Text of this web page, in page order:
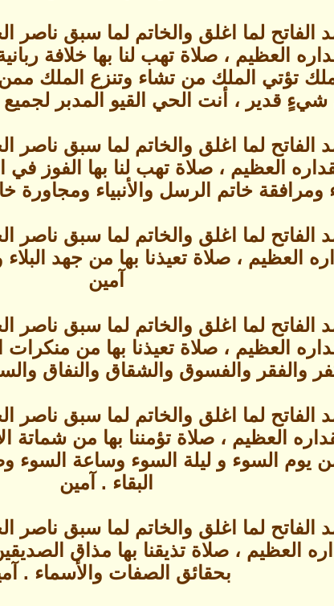
الفاتح لما اغلق والخاتم لما سبق
العظيم ، صلاة تهب لنا بها خلافة
تؤتي الملك من تشاء وتنزع الملك
شيءٍ قدير ، أنت الحي القيو المدبر
الفاتح لما اغلق والخاتم لما سبق
العظيم ، صلاة تهب لنا بها الفوز
ومرافقة خاتم الرسل والأنبياء ومجاورة
الفاتح لما اغلق والخاتم لما سبق
العظيم ، صلاة تعيذنا بها من جهد
آمين
الفاتح لما اغلق والخاتم لما سبق
العظيم ، صلاة تعيذنا بها من منكرات
والفقر والفسوق والشقاق والنفاق
الفاتح لما اغلق والخاتم لما سبق
العظيم ، صلاة تؤمننا بها من شماتة
يوم السوء و ليلة السوء وساعة السوء
البقاء . آمين
الفاتح لما اغلق والخاتم لما سبق
، صلاة تذيقنا بها مذاق الصديقين
بحقائق الصفات والأسماء .